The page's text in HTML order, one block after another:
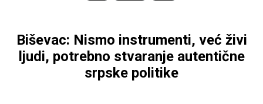
Biševac: Nismo instrumenti, već živi
ljudi, potrebno stvaranje autentične
srpske politike